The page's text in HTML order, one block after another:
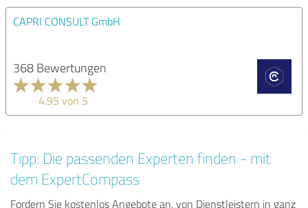
CAPRI CONSULT GmbH
368 Bewertungen
4.95 von 5
Tipp: Die passenden Experten finden - mit
dem ExpertCompass
Fordern Sie kostenlos Angebote an, von Dienstleistern in ganz